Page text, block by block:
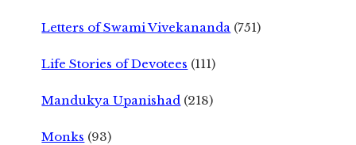
Letters of Swami Vivekananda (751)
Life Stories of Devotees (111)
Mandukya Upanishad (218)
Monks (93)